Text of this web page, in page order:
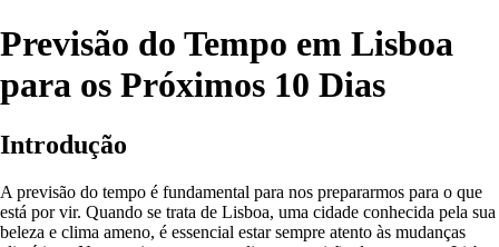
Previsão do Tempo em Lisboa
para os Próximos 10 Dias
Introdução
A previsão do tempo é fundamental para nos prepararmos para o que
está por vir. Quando se trata de Lisboa, uma cidade conhecida pela sua
beleza e clima ameno, é essencial estar sempre atento às mudanças